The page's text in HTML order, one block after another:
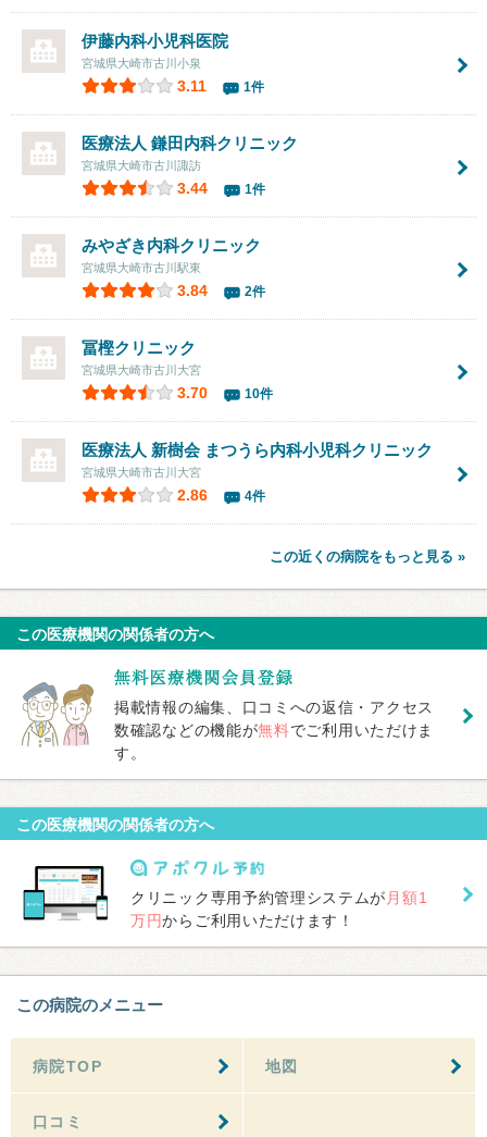
伊藤内科小児科医院
宮城県大崎市古川小泉
3.11 1件
医療法人 鎌田内科クリニック
宮城県大崎市古川諏訪
3.44 1件
みやざき内科クリニック
宮城県大崎市古川駅東
3.84 2件
冨樫クリニック
宮城県大崎市古川大宮
3.70 10件
医療法人 新樹会 まつうら内科小児科クリニック
宮城県大崎市古川大宮
2.86 4件
この近くの病院をもっと見る »
この医療機関の関係者の方へ
掲載情報の編集、口コミへの返信・アクセス
数確認などの機能が無料でご利用いただけま
す。
この医療機関の関係者の方へ
クリニック専用予約管理システムが 月額1
万円からご利用いただけます！
この病院のメニュー
病院TOP 地図
口コミ